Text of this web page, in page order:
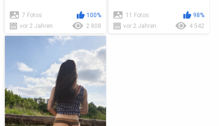
7 Fotos
100%
vor 2 Jahren
2 808
11 Fotos
98%
vor 2 Jahren
4 542